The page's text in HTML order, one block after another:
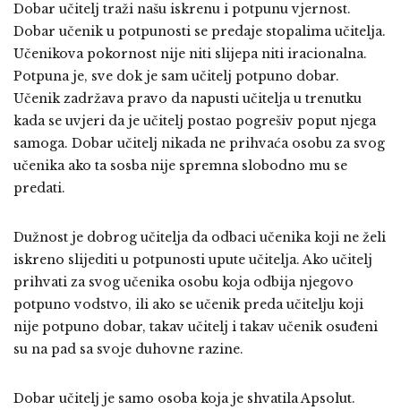
Dobar učitelj traži našu iskrenu i potpunu vjernost.
Dobar učenik u potpunosti se predaje stopalima učitelja.
Učenikova pokornost nije niti slijepa niti iracionalna.
Potpuna je, sve dok je sam učitelj potpuno dobar.
Učenik zadržava pravo da napusti učitelja u trenutku
kada se uvjeri da je učitelj postao pogrešiv poput njega
samoga. Dobar učitelj nikada ne prihvaća osobu za svog
učenika ako ta sosba nije spremna slobodno mu se
predati.
Dužnost je dobrog učitelja da odbaci učenika koji ne želi
iskreno slijediti u potpunosti upute učitelja. Ako učitelj
prihvati za svog učenika osobu koja odbija njegovo
potpuno vodstvo, ili ako se učenik preda učitelju koji
nije potpuno dobar, takav učitelj i takav učenik osuđeni
su na pad sa svoje duhovne razine.
Dobar učitelj je samo osoba koja je shvatila Apsolut.